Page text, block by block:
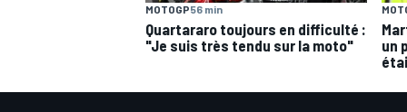
MOTOGP56 min
Quartararo toujours en difficulté :
"Je suis très tendu sur la moto"
un